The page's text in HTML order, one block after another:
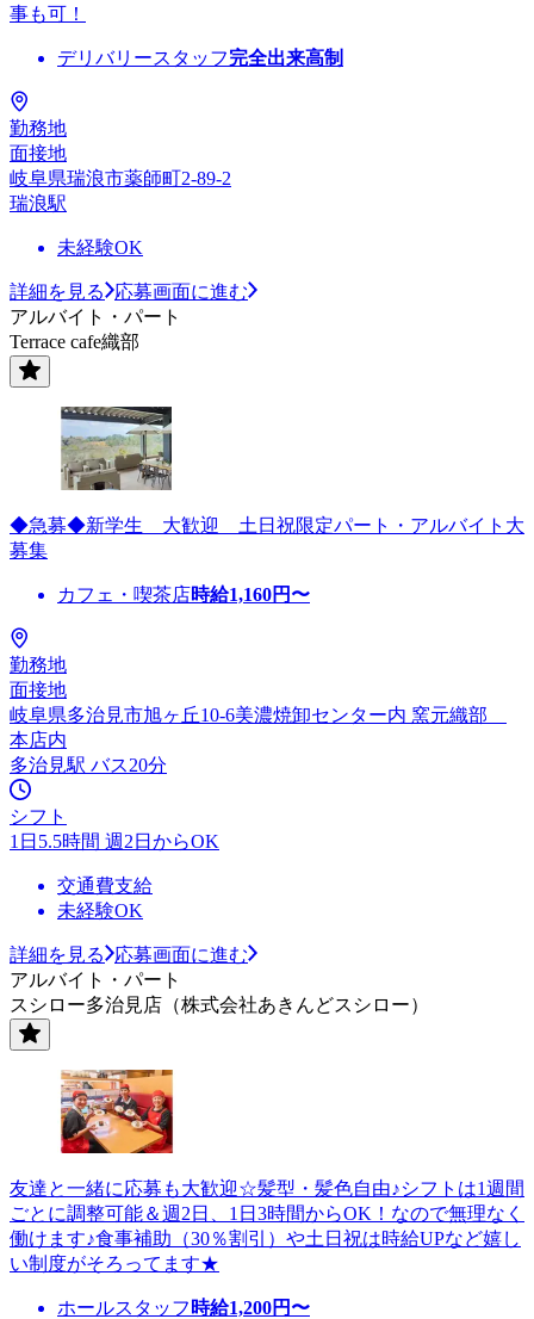
事も可！
デリバリースタッフ完全出来高制
勤務地
面接地
岐阜県瑞浪市薬師町2-89-2
瑞浪駅
未経験OK
詳細を見る
応募画面に進む
アルバイト・パート
Terrace cafe織部
◆急募◆新学生 大歓迎 土日祝限定パート・アルバイト大
募集
カフェ・喫茶店時給1,160円〜
勤務地
面接地
岐阜県多治見市旭ヶ丘10-6美濃焼卸センター内 窯元織部
本店内
多治見駅 バス20分
シフト
1日5.5時間 週2日からOK
交通費支給
未経験OK
詳細を見る
応募画面に進む
アルバイト・パート
スシロー多治見店（株式会社あきんどスシロー）
友達と一緒に応募も大歓迎☆髪型・髪色自由♪シフトは1週間
ごとに調整可能＆週2日、1日3時間からOK！なので無理なく
働けます♪食事補助（30％割引）や土日祝は時給UPなど嬉し
い制度がそろってます★
ホールスタッフ 時給1,200円〜